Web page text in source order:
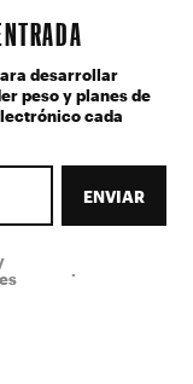
desarrollar
peso y planes de
cada
ENVIAR